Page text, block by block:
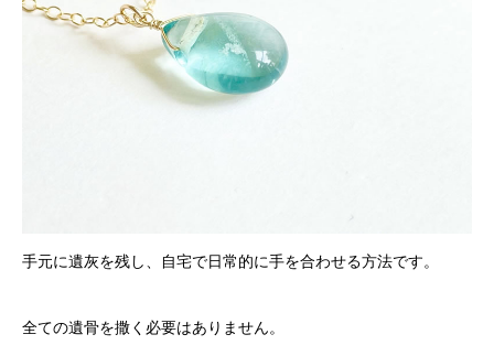
手元に遺灰を残し、自宅で日常的に手を合わせる方法です。
全ての遺骨を撒く必要はありません。